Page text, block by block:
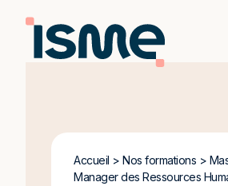
Accueil > Nos formations >
Manager des Ressources